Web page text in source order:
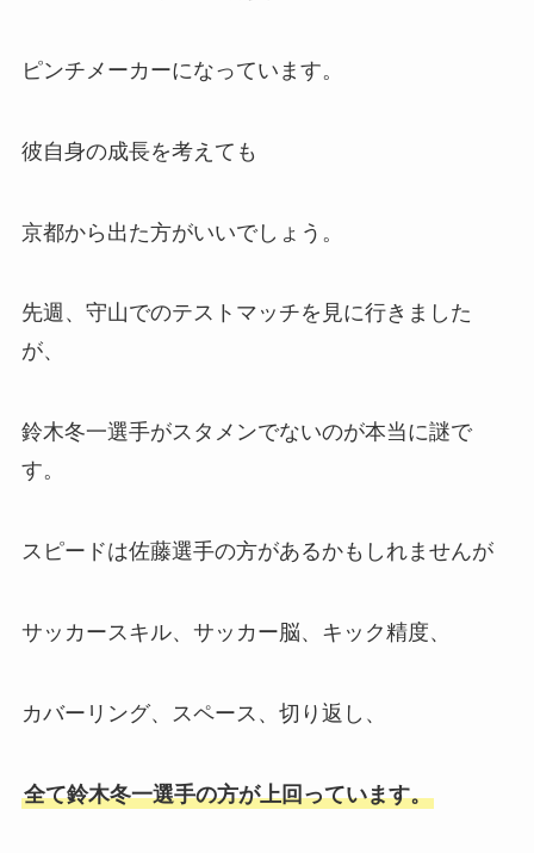
ピンチメーカーになっています。
彼自身の成長を考えても
京都から出た方がいいでしょう。
先週、守山でのテストマッチを見に行きました
が、
鈴木冬一選手がスタメンでないのが本当に謎で
す。
スピードは佐藤選手の方があるかもしれませんが
サッカースキル、サッカー脳、キック精度、
カバーリング、スペース、切り返し、
全て鈴木冬一選手の方が上回っています。